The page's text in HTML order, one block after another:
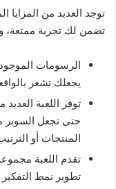
توجد العديد من المزايا
تضمن لك تجربة ممتعة،
الرسومات الموجودة
يجعلك تشعر
توفر اللعبة
حتى تجعل
المنتجات أو
تقدم اللعبة
تطوير نمط التفكير